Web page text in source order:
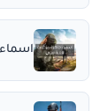
اسماء